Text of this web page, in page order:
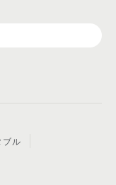
ブル